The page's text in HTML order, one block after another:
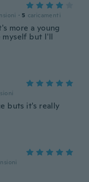
· 5 caricamenti
more a young
myself but I'll
buts it's really